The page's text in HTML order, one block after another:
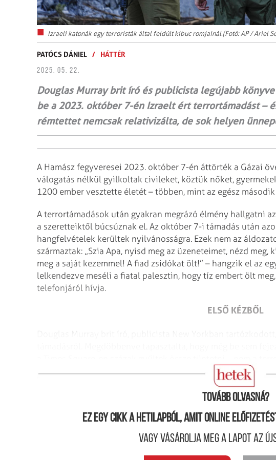
Izraeli katonák egy terroristák által feldúlt kibuc romjainál.(Fotó: AP / Ariel
PATÓCS DÁNIEL / HÁTTÉR
2025. 05. 22.
Douglas Murray brit író és publicista legújabb
be a 2023. október 7-én Izraelt ért terror­támadást –
rémtettet nemcsak relativizálta, de sok helyen
A Hamász fegyveresei 2023. október 7-én áttörték a Gázai
válogatás nélkül gyilkoltak civileket, köztük nőket,
1200 ember vesztette életét – többen, mint az egész
A terrortámadások után gyakran megrázó élmény hallgatni
a szeretteiktől búcsúznak el. Az október 7-i támadás után
hangfelvételek kerültek nyilvánosságra. Ezek nem az
származtak: „Szia Apa, nyisd meg az üzeneteimet, nézd
meg a saját kezemmel! A fiad zsidókat ölt!” – hangzik el az
lelkendezve meséli a fiatal palesztin, hogy tíz embert ölt
telefonjáról hívja.
ELSŐ KÉZBŐL
áldozat ellen.
Tovább olvasná?
Ez egy cikk a hetilapból, amit online
Vagy vásárolja meg a lapot az